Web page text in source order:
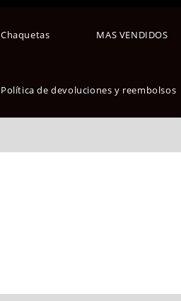
Chaquetas MAS VENDIDOS
Política de devoluciones y reembolsos